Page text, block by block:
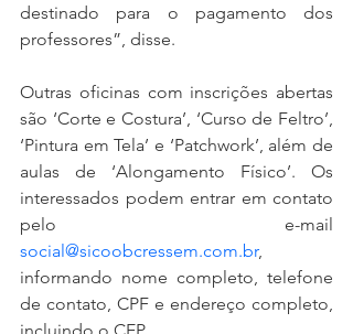
destinado para o pagamento dos
professores”, disse.
Outras oficinas com inscrições abertas
são ‘Corte e Costura’, ‘Curso de Feltro’,
‘Pintura em Tela’ e ‘Patchwork’, além de
aulas de ‘Alongamento Físico’. Os
interessados podem entrar em contato
social@sicoobcressem.com.br,
informando nome completo, telefone
de contato, CPF e endereço completo,